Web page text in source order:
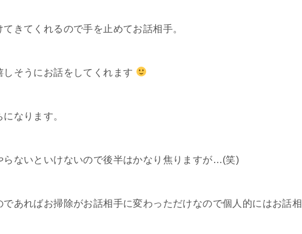
きてくれるので手を止めてお話相手。
そうにお話をしてくれます
なります。
らないといけないので後半はかなり焦りますが…(笑)
あればお掃除がお話相手に変わっただけなので個人的にはお話相